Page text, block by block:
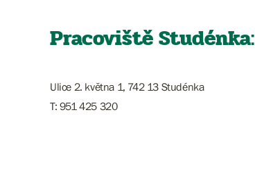
Pracoviště Studénka:
Ulice 2. května 1, 742 13 Studénka
T: 951 425 320